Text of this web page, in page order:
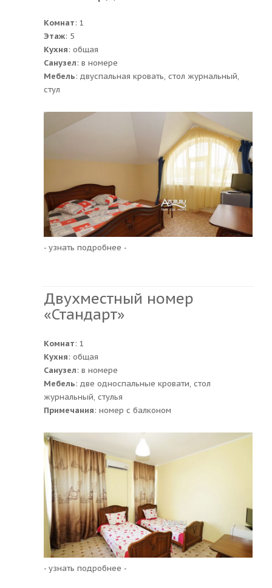
Комнат: 1
Этаж: 5
Кухня: общая
Санузел: в номере
Мебель: двуспальная кровать, стол журнальный,
стул
- узнать подробнее -
Двухместный номер
«Стандарт»
Комнат: 1
Кухня: общая
Санузел: в номере
Мебель: две односпальные кровати, стол
журнальный, стулья
Примечания: номер с балконом
- узнать подробнее -